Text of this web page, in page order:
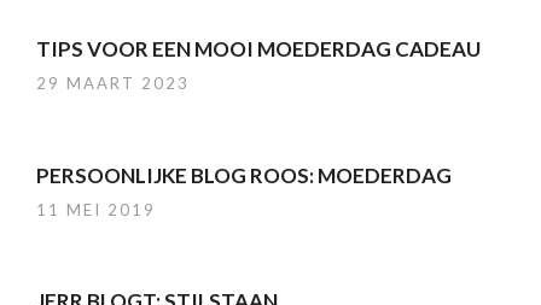
TIPS VOOR EEN MOOI MOEDERDAG CADEAU
29 MAART 2023
PERSOONLIJKE BLOG ROOS: MOEDERDAG
11 MEI 2019